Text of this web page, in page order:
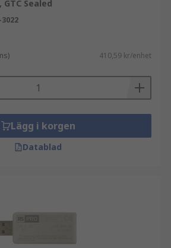
GTC Sealed
3022
410,59 kr/enhet
Lägg i korgen
Datablad